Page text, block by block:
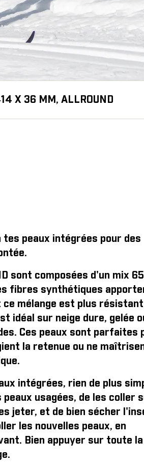
X 36 MM, ALLROUND
tes peaux intégrées pour des
sont composées d'un mix
fibres synthétiques
mélange est plus résistant
idéal sur neige dure, gelée
Ces peaux sont parfaites
la retenue ou ne
intégrées, rien de plus
usagées, de les coller
jeter, et de bien sécher
les nouvelles peaux, en
Bien appuyer sur toute